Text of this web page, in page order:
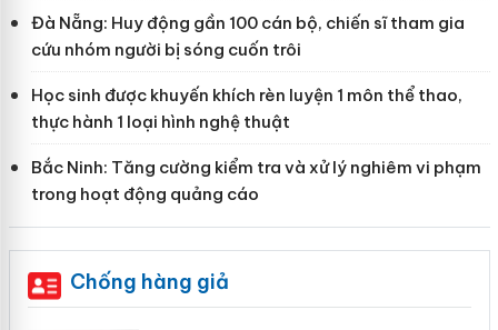
Đà Nẵng: Huy động gần 100 cán bộ, chiến sĩ tham gia
cứu nhóm người bị sóng cuốn trôi
Học sinh được khuyến khích rèn luyện 1 môn thể thao,
thực hành 1 loại hình nghệ thuật
Bắc Ninh: Tăng cường kiểm tra và xử lý nghiêm vi phạm
trong hoạt động quảng cáo
Chống hàng giả